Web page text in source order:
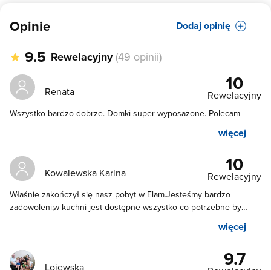
Opinie Dodaj opinię
9.5 Rewelacyjny (49 opinii)
Renata 10
Rewelacyjny
Wszystko bardzo dobrze. Domki super wyposażone. Polecam
więcej
Kowalewska Karina 10
Rewelacyjny
Właśnie zakończył się nasz pobyt w Elam.Jesteśmy bardzo
zadowoleni,w kuchni jest dostępne wszystko co potrzebne by
ugotować ,zjeść .Pokoje są czyste a Pani Ela przemiła.Do plaży
blisko i sklepów też.Czego brakowało albo raczej można by dodać
lustrze.Polecam z czystym sumieniem👍
więcej
Lojewska 9.7